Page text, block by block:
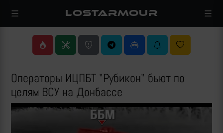
LOSTARMOUR
Операторы ИЦПБТ "Рубикон" бьют по
целям ВСУ на Донбассе